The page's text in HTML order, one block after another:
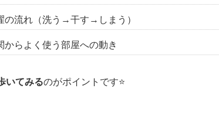
の流れ（洗う→干す→しまう）
からよく使う部屋への動き
いてみるのがポイントです⭐️